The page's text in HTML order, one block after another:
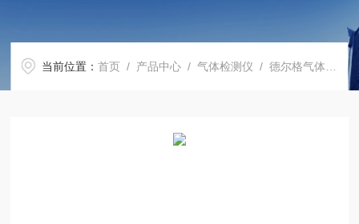
当前位置：首页 / 产品中心 /气体检测仪 /德尔格气体报警器